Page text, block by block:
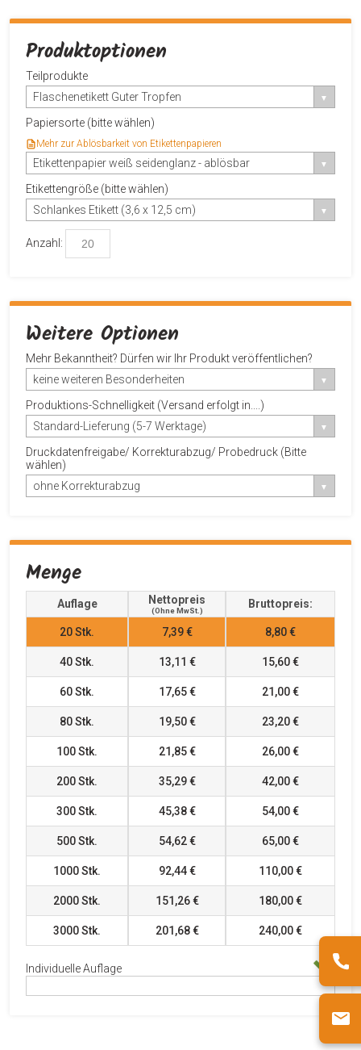
Produktoptionen
Teilprodukte
Flaschenetikett Guter Tropfen
Papiersorte (bitte wählen)
Mehr zur Ablösbarkeit von Etikettenpapieren
Etikettenpapier weiß seidenglanz - ablösbar
Etikettengröße (bitte wählen)
Schlankes Etikett (3,6 x 12,5 cm)
Anzahl:
Weitere Optionen
Mehr Bekanntheit? Dürfen wir Ihr Produkt veröffentlichen?
keine weiteren Besonderheiten
Produktions-Schnelligkeit (Versand erfolgt in....)
Standard-Lieferung (5-7 Werktage)
Druckdatenfreigabe/ Korrekturabzug/ Probedruck (Bitte
wählen)
ohne Korrekturabzug
Menge
Auflage Nettopreis
(ohne MwSt.)
Bruttopreis:
20Stk. 7,39 € 8,80 €
40Stk. 13,11 € 15,60 €
60Stk. 17,65 € 21,00 €
80Stk. 19,50 € 23,20 €
100Stk. 21,85 € 26,00 €
200Stk. 35,29 € 42,00 €
300Stk. 45,38 € 54,00 €
500Stk. 54,62 € 65,00 €
1000Stk. 92,44 € 110,00 €
2000Stk. 151,26 € 180,00 €
3000Stk. 201,68 € 240,00 €
Individuelle Auflage